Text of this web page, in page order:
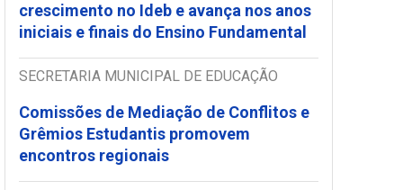
crescimento no Ideb e avança nos anos
iniciais e finais do Ensino Fundamental
SECRETARIA MUNICIPAL DE EDUCAÇÃO
Comissões de Mediação de Conflitos e
Grêmios Estudantis promovem
encontros regionais